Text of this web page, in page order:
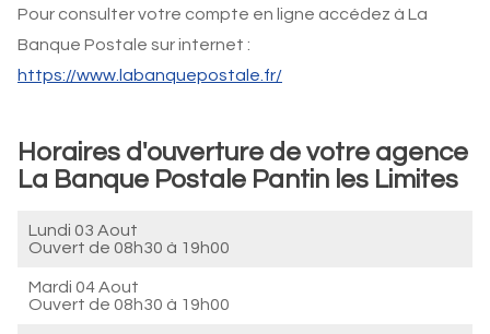
Pour consulter votre compte en ligne accédez à La
Banque Postale sur internet :
https://www.labanquepostale.fr/
Horaires d'ouverture de votre agence
La Banque Postale Pantin les Limites
Lundi 03 Aout
Ouvert de 08h30 à 19h00
Mardi 04 Aout
Ouvert de 08h30 à 19h00